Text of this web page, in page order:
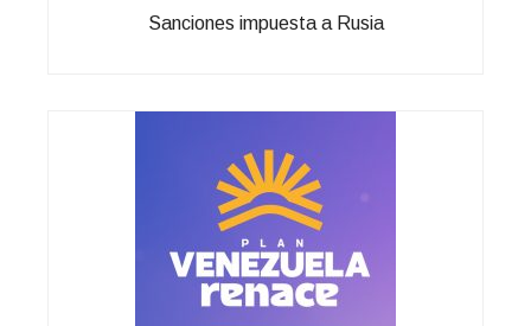
Sanciones impuesta a Rusia